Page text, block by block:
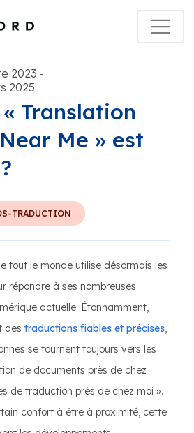
2023 -
2025
Translation
Me » est
TRADUCTION
tout le monde utilise désormais les
répondre à ses nombreuses
actuelle. Étonnamment,
des traductions fiables et précises,
se tournent toujours vers les
de documents près de chez
de traduction près de chez moi ».
confort à être à proximité, cette